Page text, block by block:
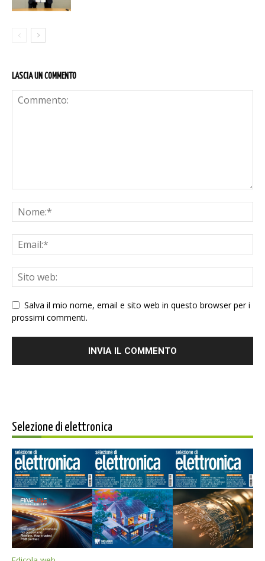
LASCIA UN COMMENTO
Salva il mio nome, email e sito web in questo browser per i
prossimi commenti.
Selezione di elettronica